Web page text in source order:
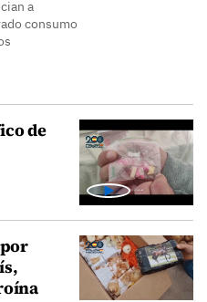
a
consumo
de